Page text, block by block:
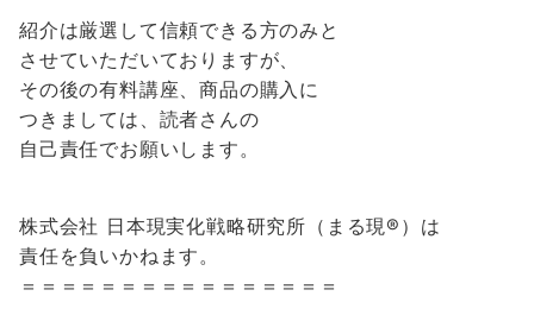
紹介は厳選して信頼できる方のみと
させていただいておりますが、
その後の有料講座、商品の購入に
つきましては、読者さんの
自己責任でお願いします。
株式会社 日本現実化戦略研究所（まる現®️）は
責任を負いかねます。
＝＝＝＝＝＝＝＝＝＝＝＝＝＝＝＝